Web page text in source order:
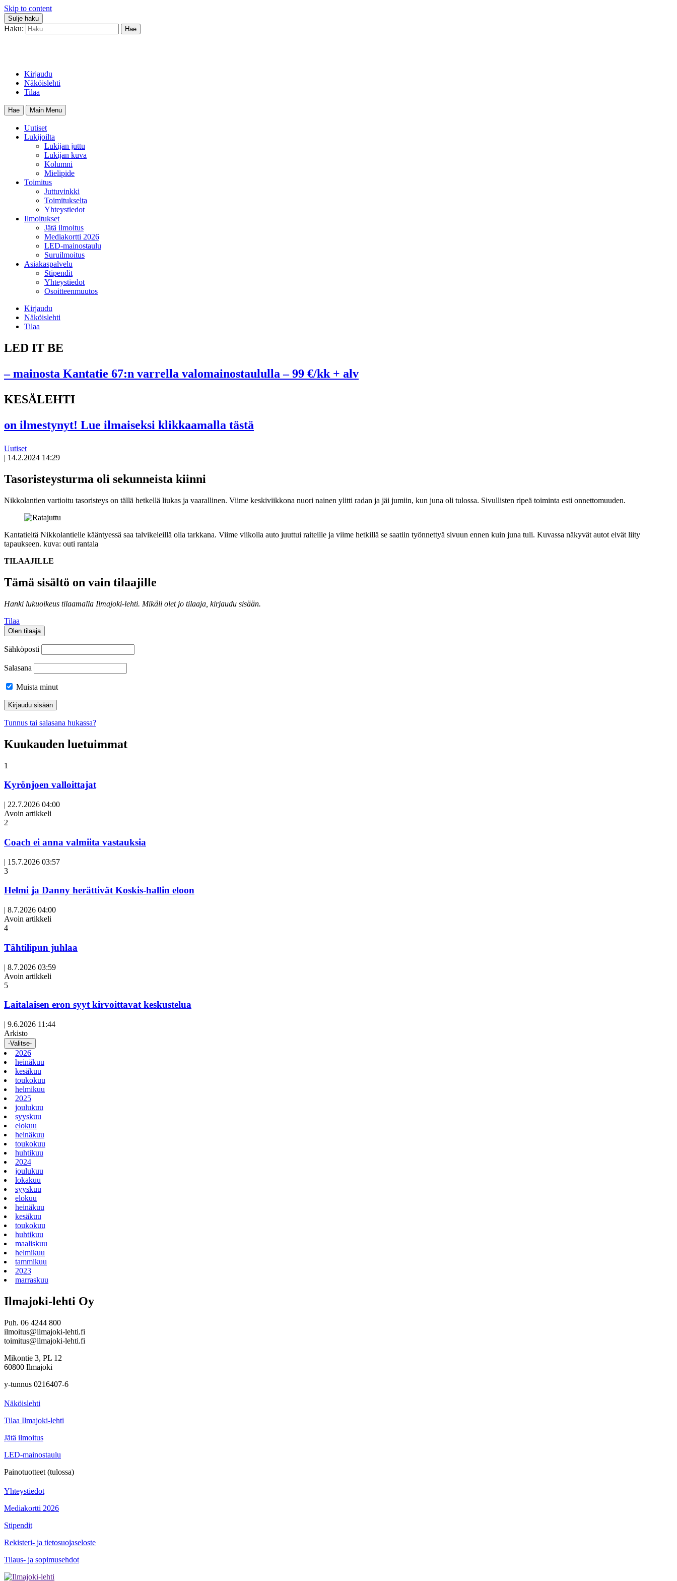
Skip to content
Sulje haku
Haku:
Kirjaudu
Näköislehti
Tilaa
Hae Main Menu
Uutiset
Lukijoilta
Lukijan juttu
Lukijan kuva
Kolumni
Mielipide
Toimitus
Juttuvinkki
Toimitukselta
Yhteystiedot
Ilmoitukset
Jätä ilmoitus
Mediakortti 2026
LED-mainostaulu
Suruilmoitus
Asiakaspalvelu
Stipendit
Yhteystiedot
Osoitteenmuutos
Kirjaudu
Näköislehti
Tilaa
LED IT BE
– mainosta Kantatie 67:n varrella valomainostaululla – 99 €/kk + alv
KESÄLEHTI
on ilmestynyt! Lue ilmaiseksi klikkaamalla tästä
Uutiset
| 14.2.2024 14:29
Tasoristeysturma oli sekunneista kiinni
Nikkolantien vartioitu tasoristeys on tällä hetkellä liukas ja vaarallinen. Viime keskiviikkona nuori nainen ylitti radan ja jäi jumiin, kun juna oli tulossa. Sivullisten ripeä toiminta esti onnettomuuden.
Kantatieltä Nikkolantielle kääntyessä saa talvikeleillä olla tarkkana. Viime viikolla auto juuttui raiteille ja viime hetkillä se saatiin työnnettyä sivuun ennen kuin juna tuli. Kuvassa näkyvät autot eivät liity
tapaukseen. kuva: outi rantala
TILAAJILLE
Tämä sisältö on vain tilaajille
Hanki lukuoikeus tilaamalla Ilmajoki-lehti. Mikäli olet jo tilaaja, kirjaudu sisään.
Tilaa
Olen tilaaja
Sähköposti
Salasana
Muista minut
Tunnus tai salasana hukassa?
Kuukauden luetuimmat
1
Kyrönjoen valloittajat
| 22.7.2026 04:00
Avoin artikkeli
2
Coach ei anna valmiita vastauksia
| 15.7.2026 03:57
3
Helmi ja Danny herättivät Koskis-hallin eloon
| 8.7.2026 04:00
Avoin artikkeli
4
Tähtilipun juhlaa
| 8.7.2026 03:59
Avoin artikkeli
5
Laitalaisen eron syyt kirvoittavat keskustelua
| 9.6.2026 11:44
Arkisto
-Valitse-
2026
heinäkuu
kesäkuu
toukokuu
helmikuu
2025
joulukuu
syyskuu
elokuu
heinäkuu
toukokuu
huhtikuu
2024
joulukuu
lokakuu
syyskuu
elokuu
heinäkuu
kesäkuu
toukokuu
huhtikuu
maaliskuu
helmikuu
tammikuu
2023
marraskuu
Ilmajoki-lehti Oy
Puh. 06 4244 800
ilmoitus@ilmajoki-lehti.fi
toimitus@ilmajoki-lehti.fi
Mikontie 3, PL 12
60800 Ilmajoki
y-tunnus 0216407-6
Näköislehti
Tilaa Ilmajoki-lehti
Jätä ilmoitus
LED-mainostaulu
Painotuotteet (tulossa)
Yhteystiedot
Mediakortti 2026
Stipendit
Rekisteri- ja tietosuojaseloste
Tilaus- ja sopimusehdot